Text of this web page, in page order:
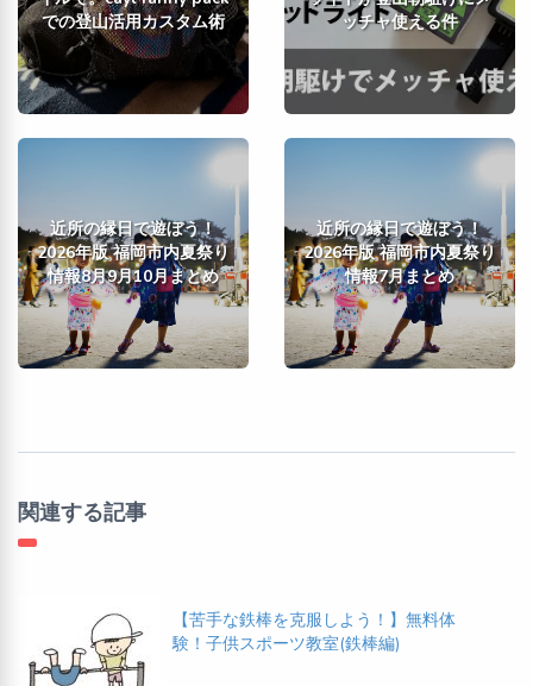
での登山活用カスタム術
ッチャ使える件
近所の縁日で遊ぼう！
2026年版 福岡市内夏祭り
情報8月9月10月まとめ
近所の縁日で遊ぼう！
2026年版 福岡市内夏祭り
情報7月まとめ
関連する記事
【苦手な鉄棒を克服しよう！】無料体
験！子供スポーツ教室(鉄棒編)